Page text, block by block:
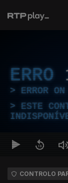
ERRO
ERROR
ESTE
CONTROLO